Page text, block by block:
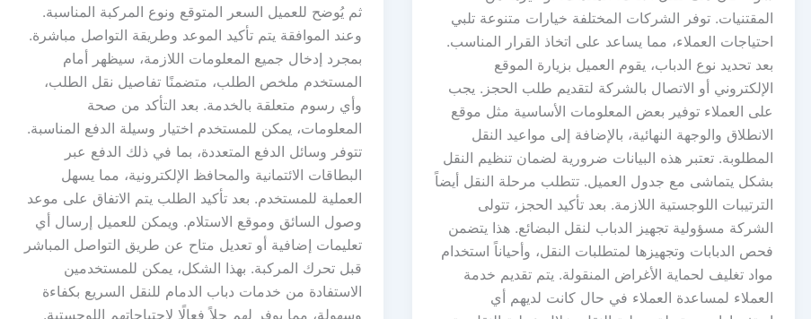
المقتنيات. توفر الشركات المختلفة خيارات متنوعة تلبي
احتياجات العملاء، مما يساعد على اتخاذ القرار المناسب.
بعد تحديد نوع الدباب، يقوم العميل بزيارة الموقع
الإلكتروني أو الاتصال بالشركة لتقديم طلب الحجز. يجب
على العملاء توفير بعض المعلومات الأساسية مثل موقع
الانطلاق والوجهة النهائية، بالإضافة إلى مواعيد النقل
المطلوبة. تعتبر هذه البيانات ضرورية لضمان تنظيم النقل
بشكل يتماشى مع جدول العميل. تتطلب مرحلة النقل أيضاً
الترتيبات اللوجستية اللازمة. بعد تأكيد الحجز، تتولى
الشركة مسؤولية تجهيز الدباب لنقل البضائع. هذا يتضمن
فحص الدبابات وتجهيزها لمتطلبات النقل، وأحياناً استخدام
مواد تغليف لحماية الأغراض المنقولة. يتم تقديم خدمة
العملاء لمساعدة العملاء في حال كانت لديهم أي
ثم يُوضح للعميل السعر المتوقع ونوع المركبة المناسبة.
وعند الموافقة يتم تأكيد الموعد وطريقة التواصل مباشرة.
بمجرد إدخال جميع المعلومات اللازمة، سيظهر أمام
المستخدم ملخص الطلب، متضمنًا تفاصيل نقل الطلب،
وأي رسوم متعلقة بالخدمة. بعد التأكد من صحة
المعلومات، يمكن للمستخدم اختيار وسيلة الدفع المناسبة.
تتوفر وسائل الدفع المتعددة، بما في ذلك الدفع عبر
البطاقات الائتمانية والمحافظ الإلكترونية، مما يسهل
العملية للمستخدم. بعد تأكيد الطلب يتم الاتفاق على موعد
وصول السائق وموقع الاستلام. ويمكن للعميل إرسال أي
تعليمات إضافية أو تعديل متاح عن طريق التواصل المباشر
قبل تحرك المركبة. بهذا الشكل، يمكن للمستخدمين
الاستفادة من خدمات دباب الدمام للنقل السريع بكفاءة
وسهولة، مما يوفر لهم حلاً فعالًا لاحتياجاتهم اللوجستية.